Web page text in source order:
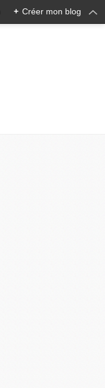
+ Créer mon blog